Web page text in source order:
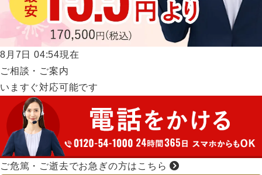
8月7日 04:54現在
ご相談・ご案内
いますぐ対応可能です
ご危篤・ご逝去でお急ぎの方はこちら